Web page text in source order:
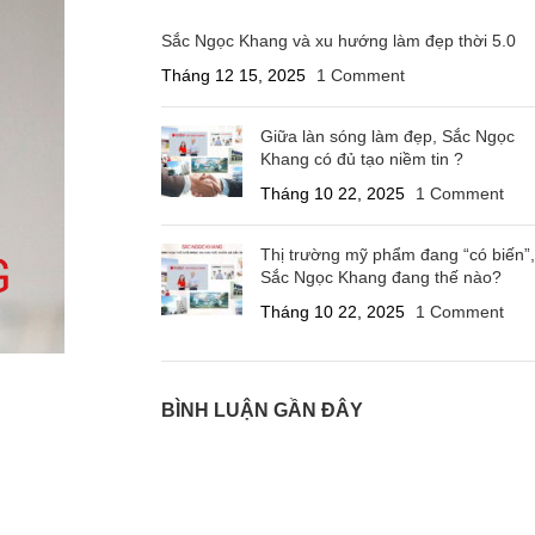
Sắc Ngọc Khang và xu hướng làm đẹp thời 5.0
Tháng 12 15, 2025
1 Comment
Giữa làn sóng làm đẹp, Sắc Ngọc
Khang có đủ tạo niềm tin ?
Tháng 10 22, 2025
1 Comment
Thị trường mỹ phẩm đang “có biến”,
Sắc Ngọc Khang đang thế nào?
Tháng 10 22, 2025
1 Comment
BÌNH LUẬN GẦN ĐÂY